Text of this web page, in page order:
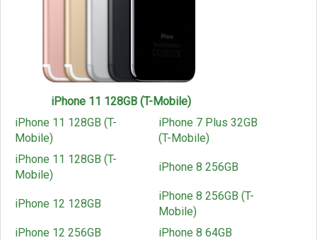
iPhone 11 128GB (T-Mobile)
iPhone 11 128GB (T-
Mobile)
iPhone 7 Plus 32GB
(T-Mobile)
iPhone 11 128GB (T-
Mobile)
iPhone 8 256GB
iPhone 12 128GB
iPhone 8 256GB (T-
Mobile)
iPhone 12 256GB
iPhone 8 64GB